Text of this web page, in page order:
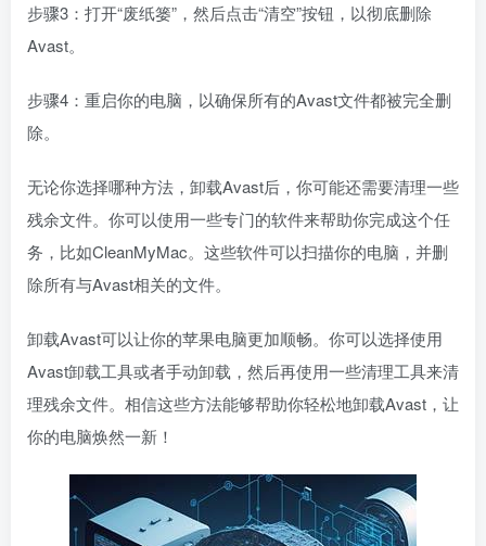
步骤3：打开“废纸篓”，然后点击“清空”按钮，以彻底删除
Avast。
步骤4：重启你的电脑，以确保所有的Avast文件都被完全删
除。
无论你选择哪种方法，卸载Avast后，你可能还需要清理一些
残余文件。你可以使用一些专门的软件来帮助你完成这个任
务，比如CleanMyMac。这些软件可以扫描你的电脑，并删
除所有与Avast相关的文件。
卸载Avast可以让你的苹果电脑更加顺畅。你可以选择使用
Avast卸载工具或者手动卸载，然后再使用一些清理工具来清
理残余文件。相信这些方法能够帮助你轻松地卸载Avast，让
你的电脑焕然一新！